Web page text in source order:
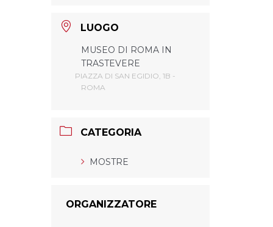
LUOGO
MUSEO DI ROMA IN
TRASTEVERE
PIAZZA DI SAN EGIDIO, 1B -
ROMA
CATEGORIA
MOSTRE
ORGANIZZATORE